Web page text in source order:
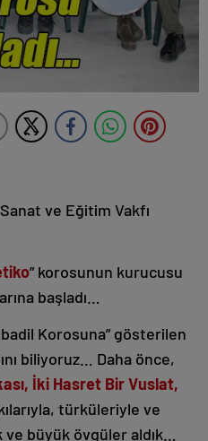
Sanat ve Eğitim Vakfı
” korosunun kurucusu
başladı…
Korosuna” gösterilen
biliyoruz… Daha önce,
İki Hasret Bir Vuslat,
türküleriyle ve
büyük övgüler aldık…